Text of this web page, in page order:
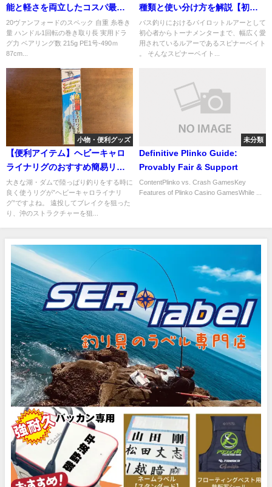
能と軽さを両立したコスパ最強
リール!
20ヴァンフォードのスペック 自重 糸巻き
量 ハンドル1回転の巻き取り長 実用ドラ
グ力 ベアリング数 215g PE1号-490ｍ
87cm...
種類と使い分け方を解説【初心
者向け】
バス釣りにおけるパイロットルアーとして
初心者からトーナメンターまで、幅広く愛
用されているルアーであるスピナーベイト
。 そんなスピナーベイト...
小物・便利グッズ
【便利アイテム】ヘビーキャロ
ライナリグのおすすめ簡易リグ
の紹介！
大きな湖・ダムで陸っぱり釣りをする時に
良く使うリグが”ヘビーキャロライナリ
グ”ですよね。 遠投してブレイクを狙った
り、沖のストラクチャーを狙...
未分類
Definitive Plinko Guide:
Provably Fair & Support
ContentPlinko vs. Crash GamesKey
Features of Plinko Casino GamesWhile ...